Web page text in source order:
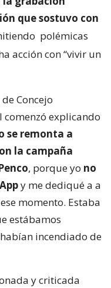
que sostuvo con
polémicas
acción con “vivir un
Concejo
explicando
se remonta a
la campaña
, porque yo no
y me dediqué a a
momento. Estaba
estábamos
incendiado de
y criticada